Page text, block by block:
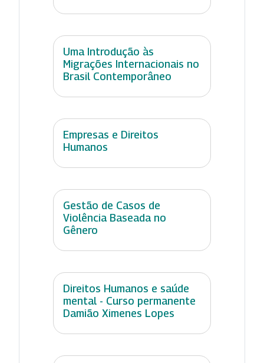
Uma Introdução às
Migrações Internacionais no
Brasil Contemporâneo
Empresas e Direitos
Humanos
Gestão de Casos de
Violência Baseada no
Gênero
Direitos Humanos e saúde
mental - Curso permanente
Damião Ximenes Lopes